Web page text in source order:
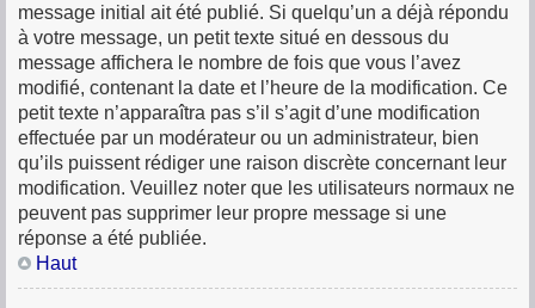
message initial ait été publié. Si quelqu’un a déjà répondu
à votre message, un petit texte situé en dessous du
message affichera le nombre de fois que vous l’avez
modifié, contenant la date et l’heure de la modification. Ce
petit texte n’apparaîtra pas s’il s’agit d’une modification
effectuée par un modérateur ou un administrateur, bien
qu’ils puissent rédiger une raison discrète concernant leur
modification. Veuillez noter que les utilisateurs normaux ne
peuvent pas supprimer leur propre message si une
réponse a été publiée.
Haut